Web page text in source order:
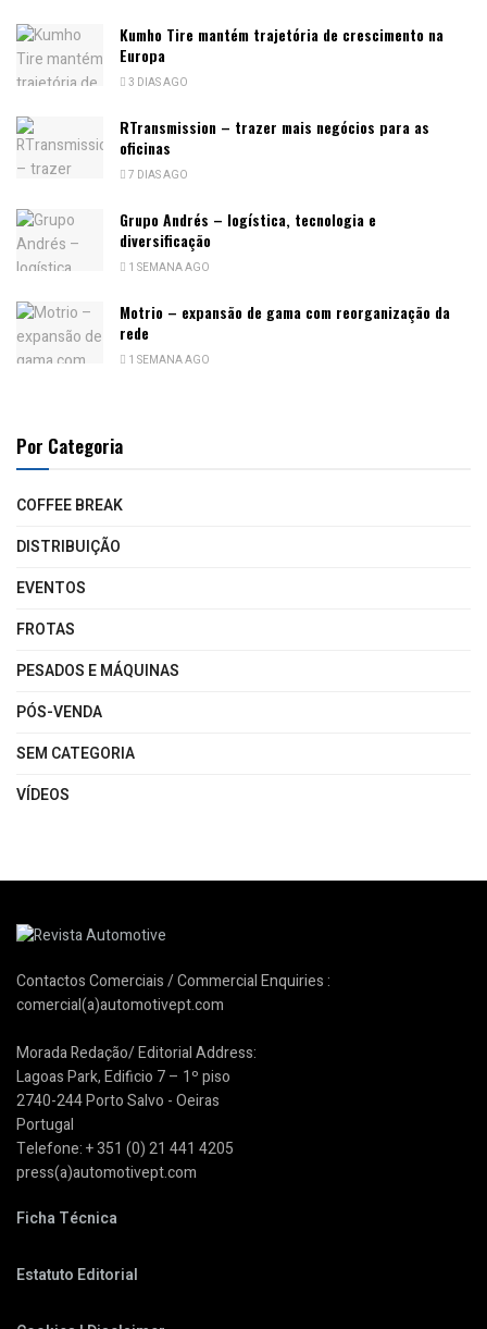
Kumho Tire mantém trajetória de crescimento na
Europa
3 DIAS AGO
RTransmission – trazer mais negócios para as
oficinas
7 DIAS AGO
Grupo Andrés – logística, tecnologia e
diversificação
1 SEMANA AGO
Motrio – expansão de gama com reorganização da
rede
1 SEMANA AGO
Por Categoria
COFFEE BREAK
DISTRIBUIÇÃO
EVENTOS
FROTAS
PESADOS E MÁQUINAS
PÓS-VENDA
SEM CATEGORIA
VÍDEOS
Contactos Comerciais / Commercial Enquiries :
comercial(a)automotivept.com
Morada Redação/ Editorial Address:
Lagoas Park, Edificio 7 – 1º piso
2740-244 Porto Salvo - Oeiras
Portugal
Telefone: + 351 (0) 21 441 4205
press(a)automotivept.com
Ficha Técnica
Estatuto Editorial